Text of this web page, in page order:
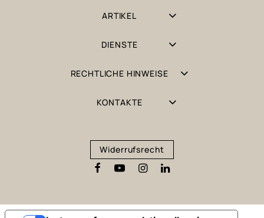
ARTIKEL
DIENSTE
RECHTLICHE HINWEISE
KONTAKTE
Widerrufsrecht